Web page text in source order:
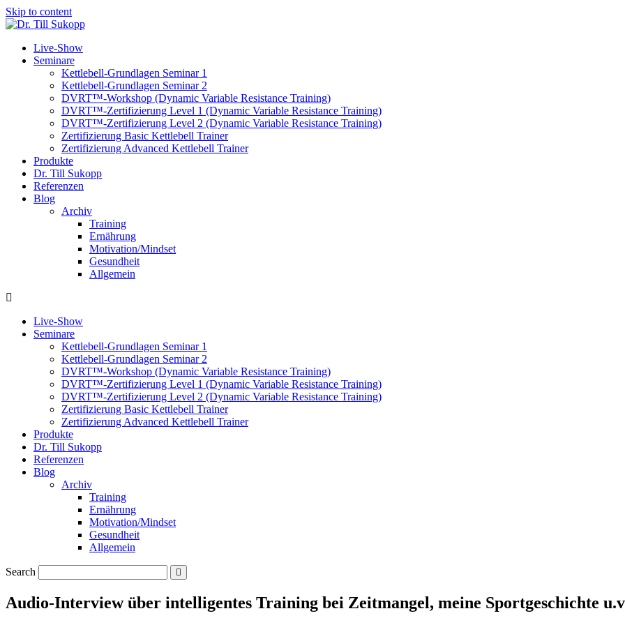
Skip to content
Live-Show
Seminare
Kettlebell-Grundlagen Seminar 1
Kettlebell-Grundlagen Seminar 2
DVRT™-Workshop (Dynamic Variable Resistance Training)
DVRT™-Zertifizierung Level 1 (Dynamic Variable Resistance Training)
DVRT™-Zertifizierung Level 2 (Dynamic Variable Resistance Training)
Zertifizierung Basic Kettlebell Trainer
Zertifizierung Advanced Kettlebell Trainer
Produkte
Dr. Till Sukopp
Referenzen
Blog
Archiv
Training
Ernährung
Motivation/Mindset
Gesundheit
Allgemein
Live-Show
Seminare
Kettlebell-Grundlagen Seminar 1
Kettlebell-Grundlagen Seminar 2
DVRT™-Workshop (Dynamic Variable Resistance Training)
DVRT™-Zertifizierung Level 1 (Dynamic Variable Resistance Training)
DVRT™-Zertifizierung Level 2 (Dynamic Variable Resistance Training)
Zertifizierung Basic Kettlebell Trainer
Zertifizierung Advanced Kettlebell Trainer
Produkte
Dr. Till Sukopp
Referenzen
Blog
Archiv
Training
Ernährung
Motivation/Mindset
Gesundheit
Allgemein
Search
Audio-Interview über intelligentes Training bei Zeitmangel, meine Sportgeschichte